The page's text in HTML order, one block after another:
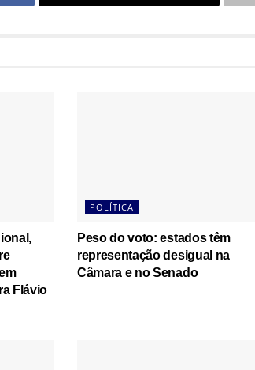
Flávio
POLÍTICA
Peso do voto: estados têm
representação desigual na
Câmara e no Senado